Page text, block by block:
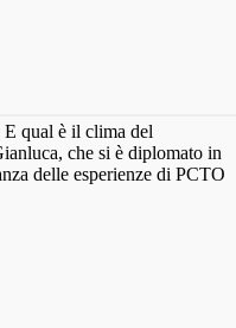
qual è il clima del
che si è diplomato in
delle esperienze di PCTO